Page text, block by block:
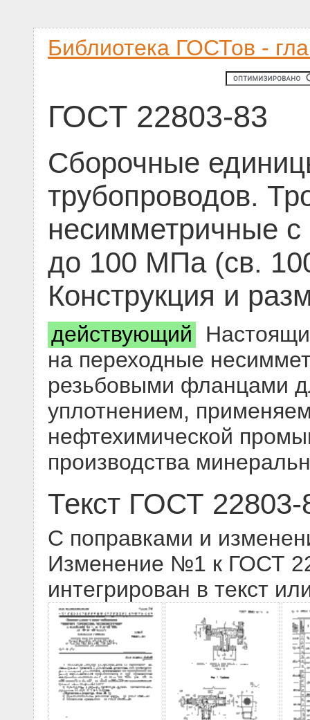
Библиотека ГОСТов -
ГОСТ 22803-83
Сборочные
трубопроводов.
несимметричные
до 100 МПа (св.
Конструкция и
действующий
на переходные
резьбовыми фланцами
уплотнением,
нефтехимической
производства
Текст ГОСТ 22803-
С поправками и
Изменение №1 к ГОСТ
интегрирован в текст